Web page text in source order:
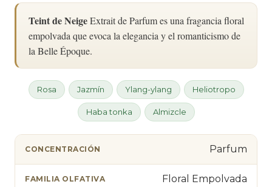
Teint de NeigeExtrait de Parfum es una fragancia floral
empolvada que evoca la elegancia y el romanticismo de
la Belle Époque.
Rosa Jazmín Ylang-ylang Heliotropo
Haba tonka Almizcle
CONCENTRACIÓN Parfum
FAMILIA OLFATIVA Floral Empolvada